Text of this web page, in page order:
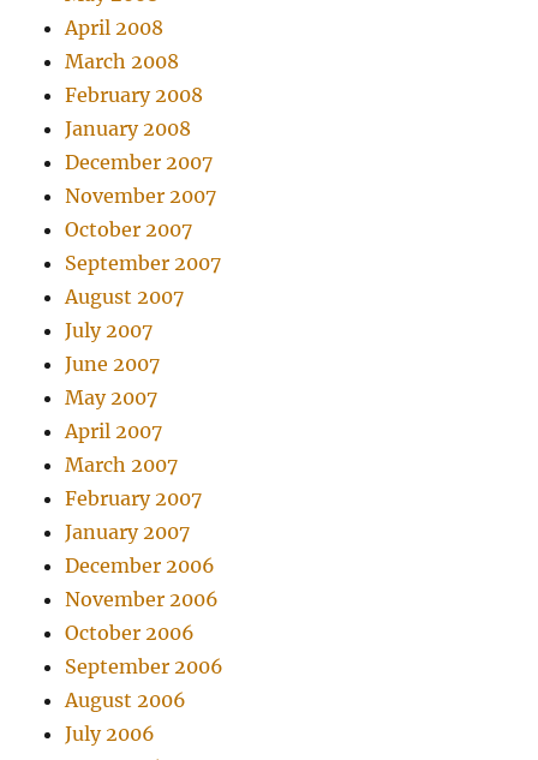
April 2008
March 2008
February 2008
January 2008
December 2007
November 2007
October 2007
September 2007
August 2007
July 2007
June 2007
May 2007
April 2007
March 2007
February 2007
January 2007
December 2006
November 2006
October 2006
September 2006
August 2006
July 2006